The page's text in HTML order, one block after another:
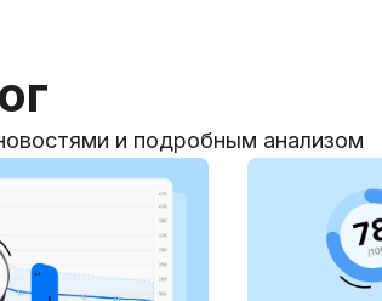
и подробным анализом